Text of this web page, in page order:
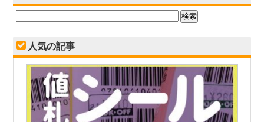
人気の記事